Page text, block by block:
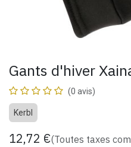
Gants d'hiver
(0 avis)
Kerbl
12,72 €(Toutes taxes